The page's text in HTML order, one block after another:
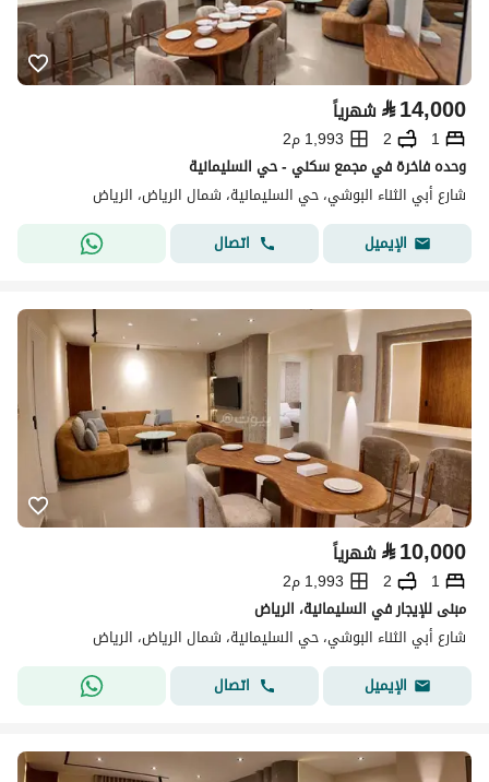
⃁14,000 شهرياً
1
2
1,993 م2
وحده فاخرة في مجمع سكني - حي السليمانية
شارع أبي الثناء البوشي، حي السليمانية، شمال الرياض، الرياض
الإيميل
اتصال
⃁10,000 شهرياً
1
2
1,993 م2
مبنى للإيجار في السليمانية، الرياض
شارع أبي الثناء البوشي، حي السليمانية، شمال الرياض، الرياض
الإيميل
اتصال